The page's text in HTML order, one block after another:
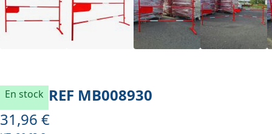
En stock REF MB008930
31,96 €